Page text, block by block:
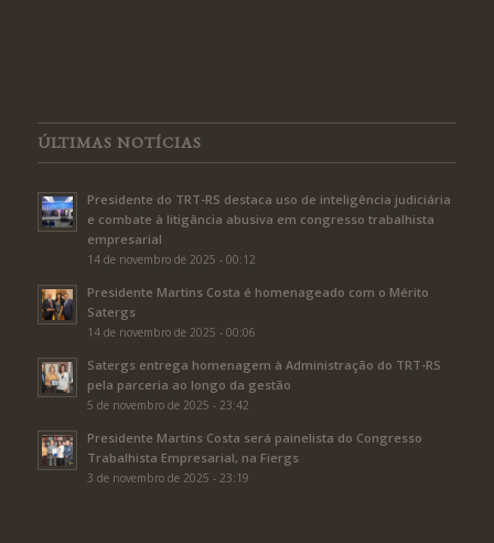
ÚLTIMAS NOTÍCIAS
Presidente do TRT-RS destaca uso de inteligência judiciária
e combate à litigância abusiva em congresso trabalhista
empresarial
14 de novembro de 2025 - 00:12
Presidente Martins Costa é homenageado com o Mérito
Satergs
14 de novembro de 2025 - 00:06
Satergs entrega homenagem à Administração do TRT-RS
pela parceria ao longo da gestão
5 de novembro de 2025 - 23:42
Presidente Martins Costa será painelista do Congresso
Trabalhista Empresarial, na Fiergs
3 de novembro de 2025 - 23:19